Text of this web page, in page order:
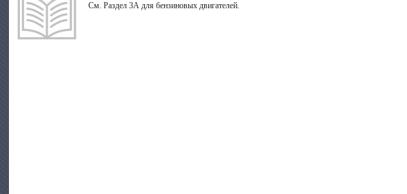
См. Раздел 3А для бензиновых двигателей.